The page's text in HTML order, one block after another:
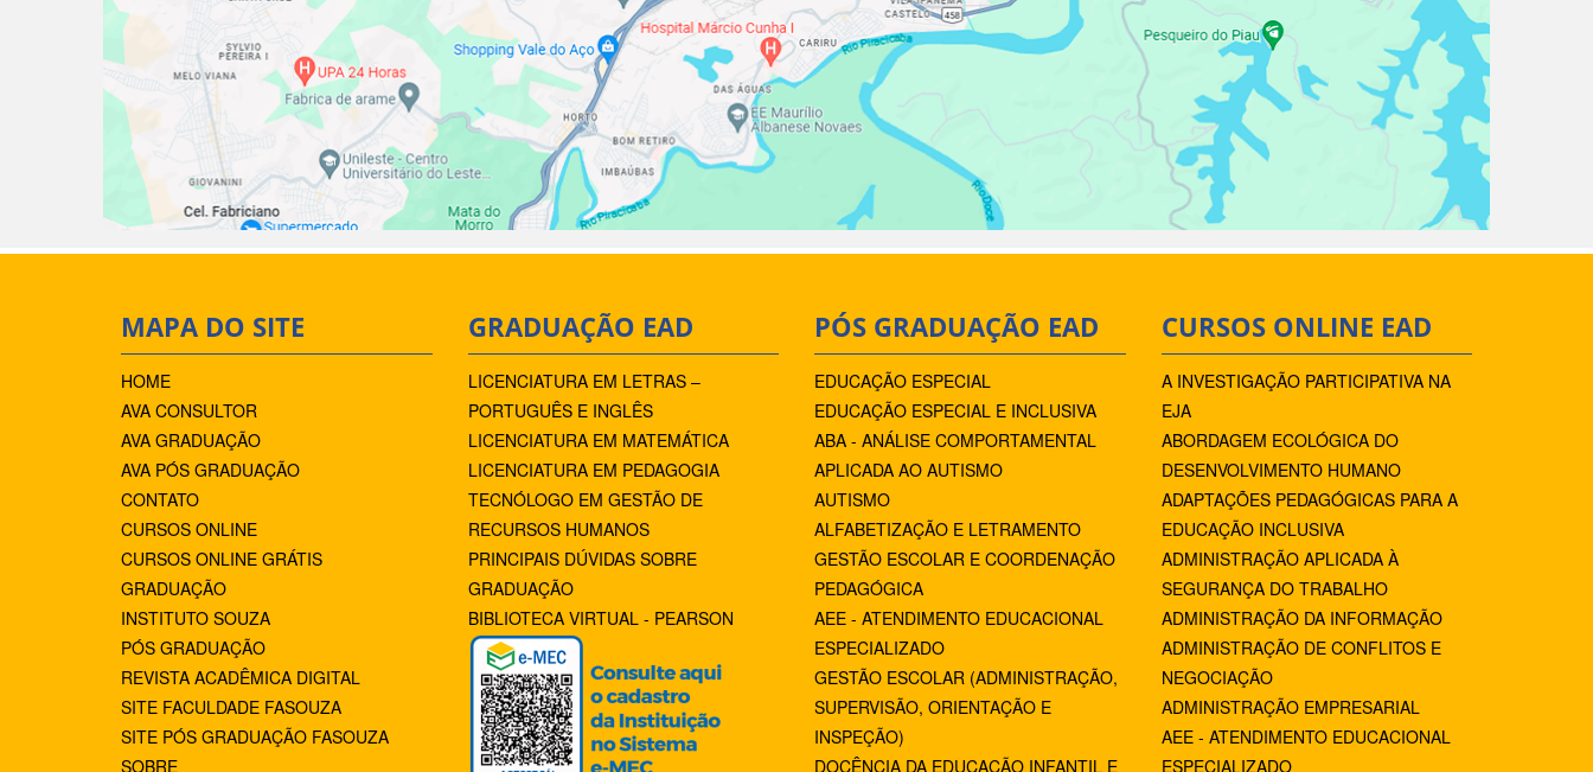
MAPA DO SITE
HOME
AVA CONSULTOR
AVA GRADUAÇÃO
AVA PÓS GRADUAÇÃO
CONTATO
CURSOS ONLINE
CURSOS ONLINE GRÁTIS
GRADUAÇÃO
INSTITUTO SOUZA
PÓS GRADUAÇÃO
REVISTA ACADÊMICA DIGITAL
SITE FACULDADE FASOUZA
SITE PÓS GRADUAÇÃO FASOUZA
SOBRE
GRADUAÇÃO EAD
LICENCIATURA EM LETRAS –
PORTUGUÊS E INGLÊS
LICENCIATURA EM MATEMÁTICA
LICENCIATURA EM PEDAGOGIA
TECNÓLOGO EM GESTÃO DE
RECURSOS HUMANOS
PRINCIPAIS DÚVIDAS SOBRE
GRADUAÇÃO
BIBLIOTECA VIRTUAL - PEARSON
PÓS GRADUAÇÃO EAD
EDUCAÇÃO ESPECIAL
EDUCAÇÃO ESPECIAL E INCLUSIVA
ABA - ANÁLISE COMPORTAMENTAL
APLICADA AO AUTISMO
AUTISMO
ALFABETIZAÇÃO E LETRAMENTO
GESTÃO ESCOLAR E COORDENAÇÃO
PEDAGÓGICA
AEE - ATENDIMENTO EDUCACIONAL
ESPECIALIZADO
GESTÃO ESCOLAR (ADMINISTRAÇÃO,
SUPERVISÃO, ORIENTAÇÃO E
INSPEÇÃO)
DOCÊNCIA DA EDUCAÇÃO INFANTIL E
CURSOS ONLINE EAD
A INVESTIGAÇÃO PARTICIPATIVA NA
EJA
ABORDAGEM ECOLÓGICA DO
DESENVOLVIMENTO HUMANO
ADAPTAÇÕES PEDAGÓGICAS PARA A
EDUCAÇÃO INCLUSIVA
ADMINISTRAÇÃO APLICADA À
SEGURANÇA DO TRABALHO
ADMINISTRAÇÃO DA INFORMAÇÃO
ADMINISTRAÇÃO DE CONFLITOS E
NEGOCIAÇÃO
ADMINISTRAÇÃO EMPRESARIAL
AEE - ATENDIMENTO EDUCACIONAL
ESPECIALIZADO